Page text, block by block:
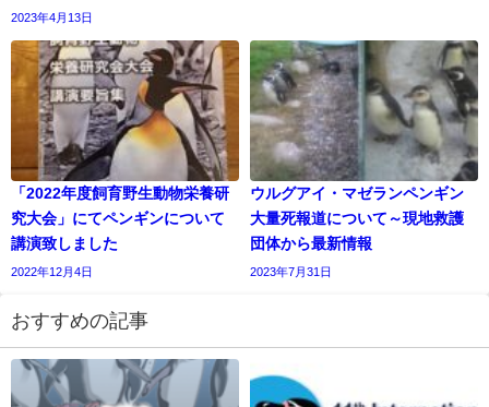
2023年4月13日
「2022年度飼育野生動物栄養研
究大会」にてペンギンについて
講演致しました
2022年12月4日
ウルグアイ・マゼランペンギン
大量死報道について～現地救護
団体から最新情報
2023年7月31日
おすすめの記事